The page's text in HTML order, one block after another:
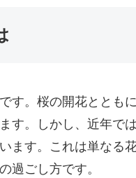
す。桜の開花ととも
す。しかし、近年で
ます。これは単なる花
過ごし方です。